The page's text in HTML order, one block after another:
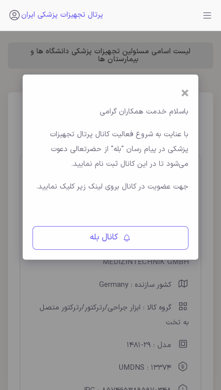
پرتال تجهیزات پزشکی ایران
لیست اسامی مسئولین تجهیزات پزشکی دانشگاه ها و
بیمارستان ها
رترکتور متصل به تخت
Table Mounted Retractors
نام لاتین : Table Mounted Retractors
کمپانی سازنده : GEISTER
MEDIZINTECHNIK GMBH
کشور سازنده : Germany
گروه کالا : ابزار جراحی/رترکتور/رترکتور متصل
به تخت
مدل : 29-1481
×
باسلام خدمت همکاران گرامی
با عنایت به شروع فعالیت کانال پرتال تجهیزات
پزشکی در پیام رسان "بله" از حضرتعالی دعوت
می‌شود تا در این کانال ثبت نام نمایید.
جهت عضویت در کانال بروی لینک زیر کلیک نمایید.
کانال بله